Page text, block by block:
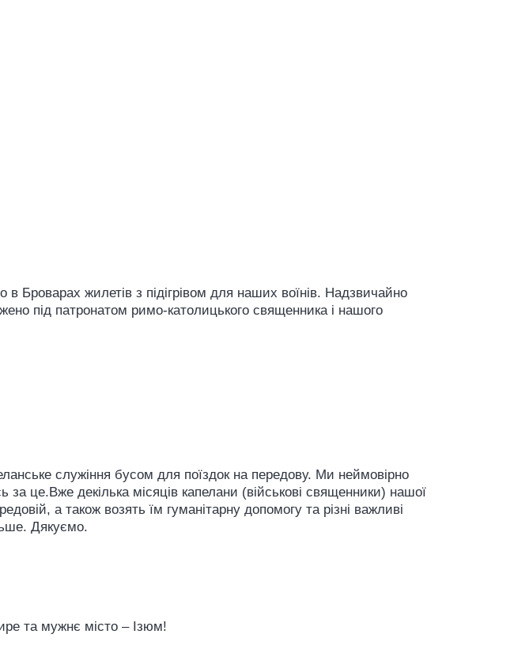
жилетів з підігрівом для наших воїнів. Надзвичайно
під патронатом римо-католицького священника і нашого
служіння бусом для поїздок на передову. Ми неймовірно
це.Вже декілька місяців капелани (військові священники) нашої
а також возять їм гуманітарну допомогу та різні важливі
Дякуємо.
та мужнє місто – Ізюм!